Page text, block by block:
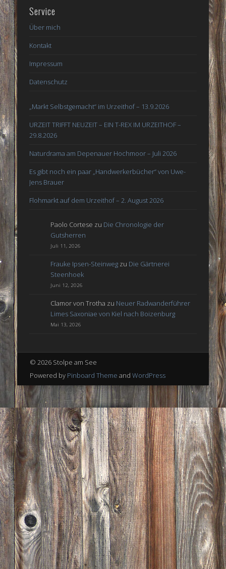
Service
Über mich
Kontakt
Impressum
Datenschutz
„Markt Selbstgemacht“ im Urzeithof – 13.9.2026
URZEIT TRIFFT NEUZEIT – EIN T-REX IM URZEITHOF –
29.8.2026
Naturdrama am Depenauer Hochmoor – Juli 2026
Es gibt noch ein paar „Handwerkerbücher“ von Uwe-
Jens Brauer
Flohmarkt auf dem Urzeithof – 2. August 2026
Paolo Cortese zu Die Chronologie der
Gutsherren
Juli 11, 2026
Frauke Ipsen-Steinweg zu Die Gärtnerei
Steenhoek
Juni 12, 2026
Clamor von Trotha zu Neuer Radwanderführer
Limes Saxoniae von Kiel nach Boizenburg
Mai 13, 2026
© 2026 Stolpe am See
Powered by Pinboard Theme and WordPress